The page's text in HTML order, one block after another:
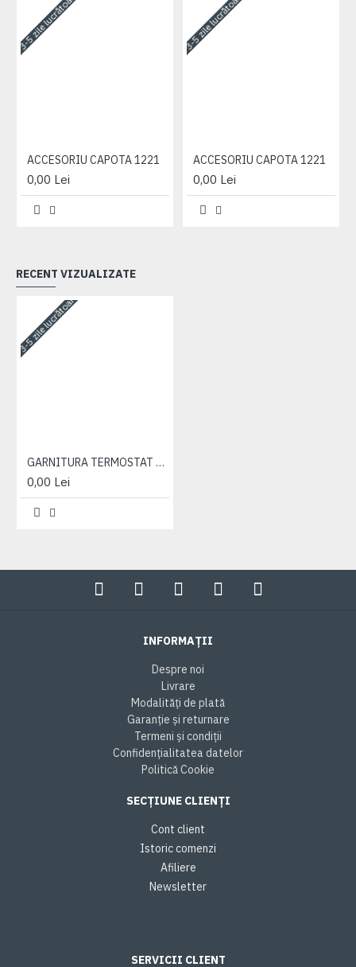
3-5 zile lucrătoare
ACCESORIU CAPOTA 1221
0,00 Lei
3-5 zile lucrătoare
ACCESORIU CAPOTA 1221
0,00 Lei
RECENT VIZUALIZATE
3-5 zile lucrătoare
GARNITURA TERMOSTAT D-260
0,00 Lei
INFORMAȚII
Despre noi
Livrare
Modalități de plată
Garanție și returnare
Termeni și condiții
Confidențialitatea datelor
Politică Cookie
SECȚIUNE CLIENȚI
Cont client
Istoric comenzi
Afiliere
Newsletter
SERVICII CLIENT